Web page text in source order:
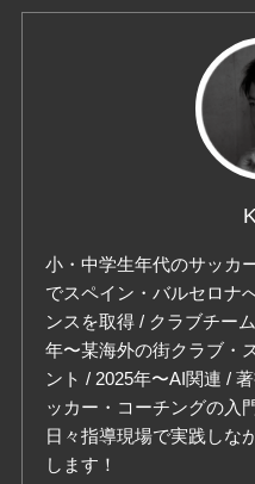
小・中学生年代のサッカ
でスペイン・バルセロナ
ンスを取得 / クラブチー
年〜某海外の街クラブ・
ント / 2025年〜AI関連 /
ッカー・コーチングの入
日々指導現場で実践しな
します！